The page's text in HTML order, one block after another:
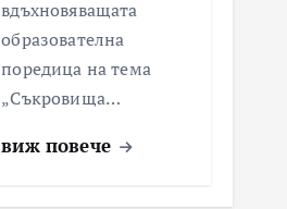
вдъхновяващата
образователна
поредица на тема
„Съкровища…
виж повече